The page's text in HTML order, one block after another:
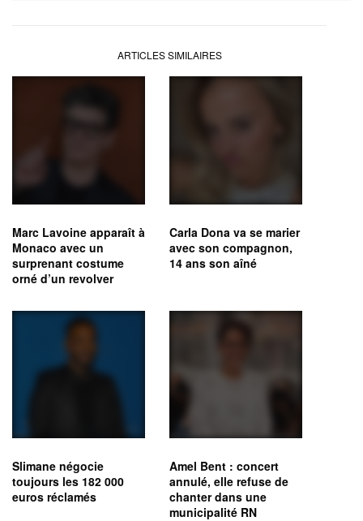
ARTICLES SIMILAIRES
Marc Lavoine apparaît à
Monaco avec un
surprenant costume
orné d’un revolver
Carla Dona va se marier
avec son compagnon,
14 ans son aîné
Slimane négocie
toujours les 182 000
euros réclamés
Amel Bent : concert
annulé, elle refuse de
chanter dans une
municipalité RN